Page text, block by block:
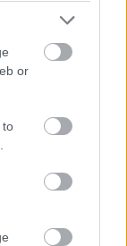
or
to
legjobb
most a
rendezőit
előkelőbbnél-
versenybe,
készítettek a